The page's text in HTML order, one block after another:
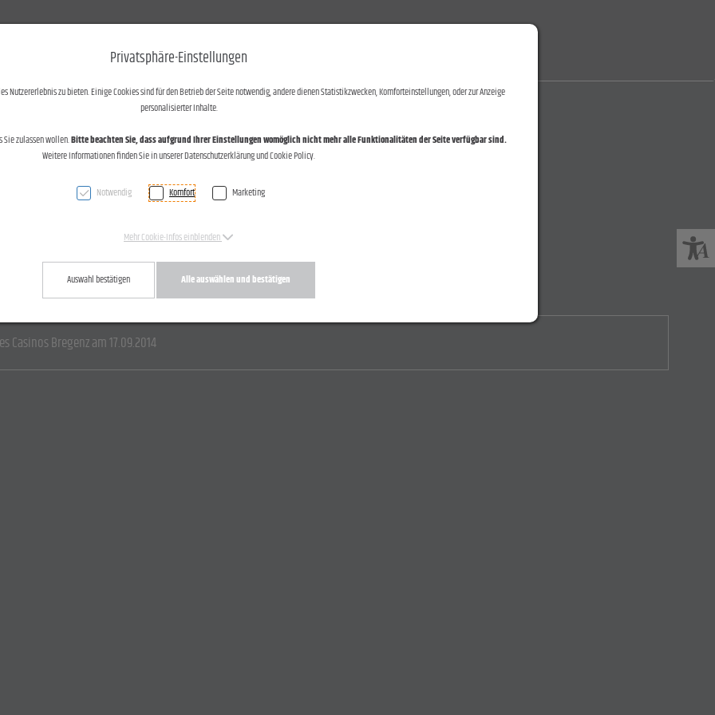
Kontakt
Bregenz am 17.09.2014
Privatsphäre-Einstellungen
Nutzererlebnis zu bieten. Einige Cookies sind für den Betrieb der Seite notwendig, andere dienen Statistikzwecken, Komforteinstellungen, oder zur Anzeige
personalisierter Inhalte.
Sie zulassen wollen.Bitte beachten Sie, dass aufgrund Ihrer Einstellungen womöglich nicht mehr alle Funktionalitäten der Seite verfügbar sind.
Weitere Informationen finden Sie in unserer Datenschutzerklärung und Cookie Policy.
Notwendig Komfort Marketing
Mehr Cookie-Infos einblenden
Auswahl bestätigen Alle auswählen und bestätigen